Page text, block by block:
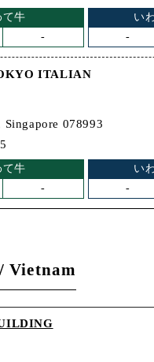
て牛
-
い
-
ITALIAN
Singapore 078993
て牛
-
い
-
Vietnam